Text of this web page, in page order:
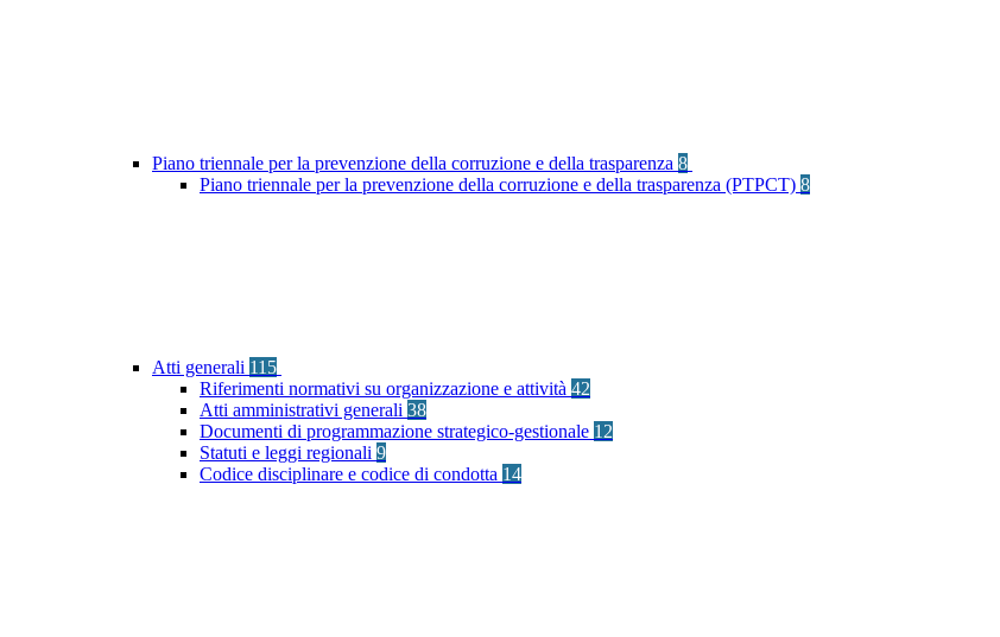
Piano triennale per la prevenzione della corruzione e della trasparenza 8
Piano triennale per la prevenzione della corruzione e della trasparenza (PTPCT) 8
Atti generali 115
Riferimenti normativi su organizzazione e attività 42
Atti amministrativi generali 38
Documenti di programmazione strategico-gestionale 12
Statuti e leggi regionali 9
Codice disciplinare e codice di condotta 14